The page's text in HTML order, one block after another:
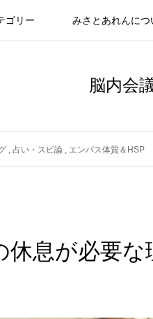
ゴリー みさとあれんにつ
脳内会
, 占い・スピ論 , エンパス体質＆HSP
息が必要な